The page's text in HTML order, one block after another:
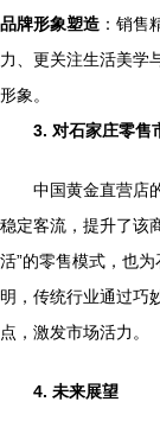
品牌形象塑造 ：销售
力、更关注生活美学
形象。
3. 对石家庄零售
中国黄金直营店
稳定客流，提升了该
活”的零售模式，也
明，传统行业通过巧
点，激发市场活力。
4. 未来展望